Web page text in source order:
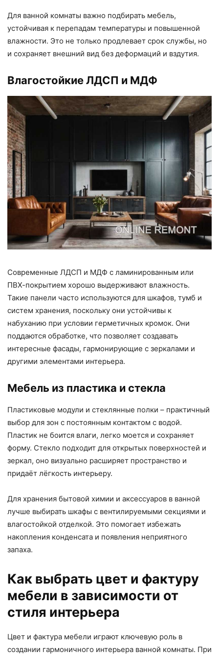
Для ванной комнаты важно подбирать мебель,
устойчивая к перепадам температуры и повышенной
влажности. Это не только продлевает срок службы, но
и сохраняет внешний вид без деформаций и вздутия.
Влагостойкие ЛДСП и МДФ
Современные ЛДСП и МДФ с ламинированным или
ПВХ-покрытием хорошо выдерживают влажность.
Такие панели часто используются для шкафов, тумб и
систем хранения, поскольку они устойчивы к
набуханию при условии герметичных кромок. Они
поддаются обработке, что позволяет создавать
интересные фасады, гармонирующие с зеркалами и
другими элементами интерьера.
Мебель из пластика и стекла
Пластиковые модули и стеклянные полки – практичный
выбор для зон с постоянным контактом с водой.
Пластик не боится влаги, легко моется и сохраняет
форму. Стекло подходит для открытых поверхностей и
зеркал, оно визуально расширяет пространство и
придаёт лёгкость интерьеру.
Для хранения бытовой химии и аксессуаров в ванной
лучше выбирать шкафы с вентилируемыми секциями и
влагостойкой отделкой. Это помогает избежать
накопления конденсата и появления неприятного
запаха.
Как выбрать цвет и фактуру
мебели в зависимости от
стиля интерьера
Цвет и фактура мебели играют ключевую роль в
создании гармоничного интерьера ванной комнаты. При